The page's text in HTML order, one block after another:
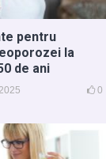
pentru
la
de ani
0